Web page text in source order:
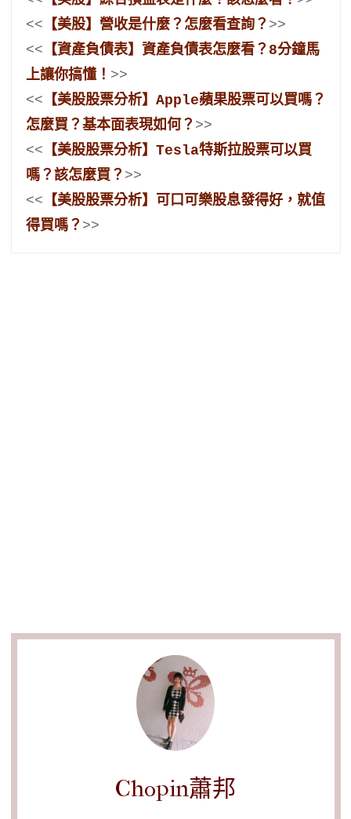
<< 【美股】營收是什麼？怎麼看查詢？ >>
<< 【資產負債表】資產負債表怎麼看？8分鐘馬
上讓你搞懂！ >>
<< 【美股股票分析】Apple蘋果股票可以買嗎？
怎麼買？基本面表現如何？ >>
<< 【美股股票分析】Tesla特斯拉股票可以買
嗎？該怎麼買？ >>
<< 【美股股票分析】可口可樂股息發得好，就值
得買嗎？ >>
Chopin蕭邦